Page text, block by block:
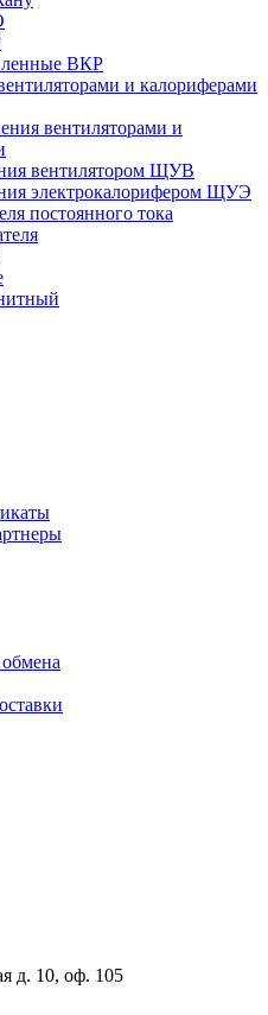
ВКР
и калориферами
вентиляторами и
вентилятором ЩУВ
электрокалорифером ЩУЭ
постоянного тока
д. 10, оф. 105